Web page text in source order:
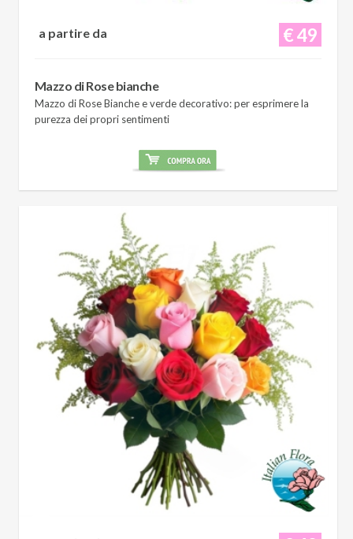
€ 49
a partire da
Mazzo di Rose bianche
Mazzo di Rose Bianche e verde decorativo: per esprimere la
purezza dei propri sentimenti